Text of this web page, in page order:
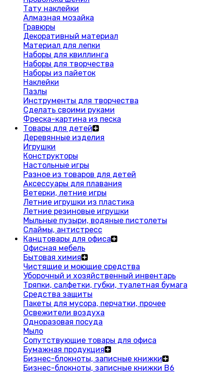
Тату наклейки
Алмазная мозайка
Гравюры
Декоративный материал
Материал для лепки
Наборы для квиллинга
Наборы для творчества
Наборы из пайеток
Наклейки
Пазлы
Инструменты для творчества
Сделать своими руками
Фреска-картина из песка
Товары для детей
Деревянные изделия
Игрушки
Конструкторы
Настольные игры
Разное из товаров для детей
Аксессуары для плавания
Ветерки, летние игры
Летние игрушки из пластика
Летние резиновые игрушки
Мыльные пузыри, водяные пистолеты
Слаймы, антистресс
Канцтовары для офиса
Офисная мебель
Бытовая химия
Чистящие и моющие средства
Уборочный и хозяйственный инвентарь
Тряпки, салфетки, губки, туалетная бумага
Средства защиты
Пакеты для мусора, перчатки, прочее
Освежители воздуха
Одноразовая посуда
Мыло
Сопутствующие товары для офиса
Бумажная продукция
Бизнес-блокноты, записные книжки
Бизнес-блокноты, записные книжки В6